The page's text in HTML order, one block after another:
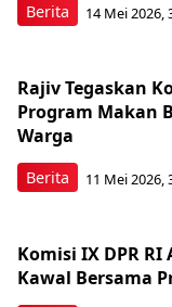
Berita 14 Mei 2026,
Berita
Rajiv Tegaskan
Program Makan
Warga
11 Mei 2026,
Komisi IX DPR
Kawal Bersama